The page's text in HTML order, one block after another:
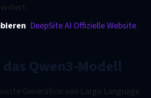
: DeepSite AI Offizielle Website
Qwen3-Modell
Generation von Large Language